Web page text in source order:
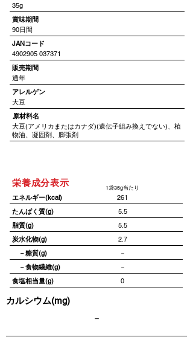
35g
賞味期間
90日間
JANコード
4902905 037371
​販売期間
通年
アレルゲン
大豆
​原材料名
大豆(アメリカまたはカナダ)(遺伝子組み換えでない)、植
物油、凝固剤、膨張剤
栄養成分表示 1袋35g当たり
エネルギー(kcal)
261
たんぱく質(g)
5.5
脂質(g)
5.5
炭水化物(g)
2.7
－糖質(g)
－
－食物繊維(g)
－
食塩相当量(g)
0
カルシウム(mg)
－